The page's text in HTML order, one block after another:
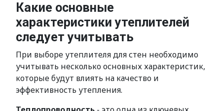
Какие основные
характеристики утеплителей
следует учитывать
При выборе утеплителя для стен необходимо
учитывать несколько основных характеристик,
которые будут влиять на качество и
эффективность утепления.